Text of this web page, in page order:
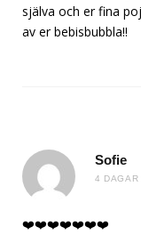
själva och er fina
av er bebisbubbla!!
Sofie
4 DAGAR
❤️❤️❤️❤️❤️❤️❤️